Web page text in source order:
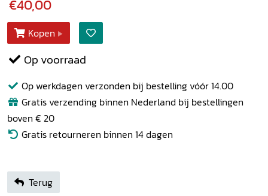
€40,00
Kopen
Op voorraad
Op werkdagen verzonden bij bestelling vóór 14.00
Gratis verzending binnen Nederland bij bestellingen
boven € 20
Gratis retourneren binnen 14 dagen
Terug